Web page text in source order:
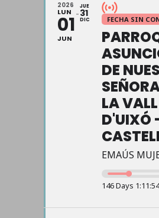
2026
LUN
01
JUN
JUE
31
DIC FECHA SIN
DE
LA VALL
D'UIXÓ
EMAÚS
146 Days